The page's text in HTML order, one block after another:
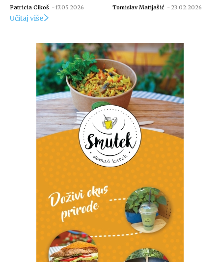
Patricia Cikoš - 17.05.2026 Tomislav Matijašić - 23.02.2026
Učitaj više